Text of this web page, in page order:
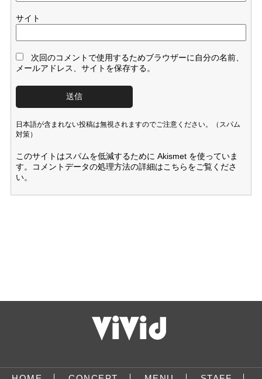
サイト
次回のコメントで使用するためブラウザーに自分の名前、
メールアドレス、サイトを保存する。
日本語が含まれない投稿は無視されますのでご注意ください。（スパム
対策）
このサイトはスパムを低減するために Akismet を使っていま
す。
コメントデータの処理方法の詳細はこちらをご覧くださ
い。